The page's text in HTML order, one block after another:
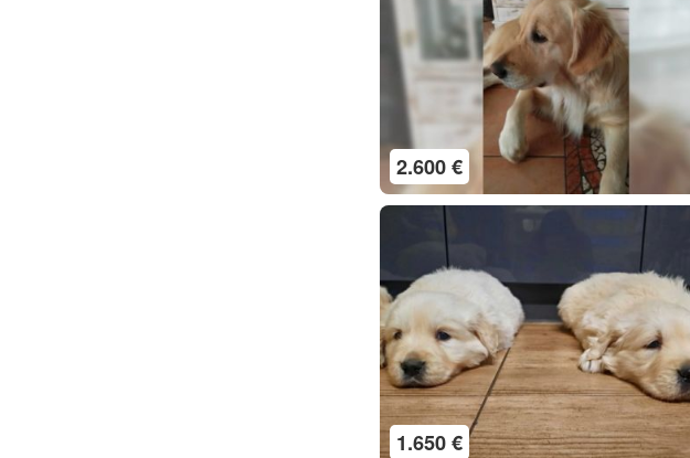
2.600 €
1.650 €